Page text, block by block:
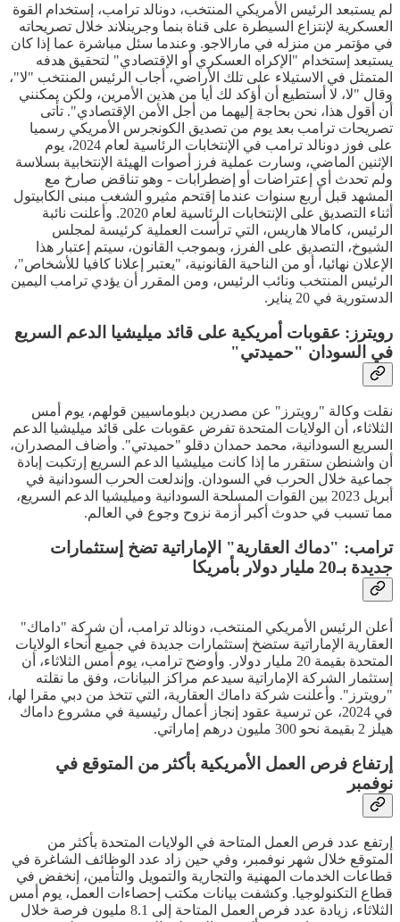
لم يستبعد الرئيس الأمريكي المنتخب، دونالد ترامب، إستخدام القوة
العسكرية لإنتزاع السيطرة على قناة بنما وجرينلاند خلال تصريحاته
في مؤتمر من منزله في مارالاجو. وعندما سئل مباشرة عما إذا كان
يستبعد إستخدام "الإكراه العسكري أو الإقتصادي" لتحقيق هدفه
المتمثل في الاستيلاء على تلك الأراضي، أجاب الرئيس المنتخب "لا"،
وقال "لا، لا أستطيع أن أؤكد لك أيا من هذين الأمرين، ولكن يمكنني
أن أقول هذا، نحن بحاجة إليهما من أجل الأمن الإقتصادي". تأتى
تصريحات ترامب بعد يوم من تصديق الكونجرس الأمريكي رسميا
على فوز دونالد ترامب في الإنتخابات الرئاسية لعام 2024، يوم
الإثنين الماضي، وسارت عملية فرز أصوات الهيئة الإنتخابية بسلاسة
ولم تحدث أي إعتراضات أو إضطرابات - وهو تناقض صارخ مع
المشهد قبل أربع سنوات عندما إقتحم مثيرو الشغب مبنى الكابيتول
أثناء التصديق على الإنتخابات الرئاسية لعام 2020. وأعلنت نائبة
الرئيس، كامالا هاريس، التي ترأست العملية كرئيسة لمجلس
الشيوخ، التصديق على الفرز، وبموجب القانون، سيتم إعتبار هذا
الإعلان نهائيا، أو من الناحية القانونية، "يعتبر إعلانا كافيا للأشخاص"،
الرئيس المنتخب ونائب الرئيس، ومن المقرر أن يؤدي ترامب اليمين
الدستورية في 20 يناير.
رويترز: عقوبات أمريكية على قائد ميليشيا الدعم السريع
في السودان "حميدتي"
نقلت وكالة "رويترز" عن مصدرين دبلوماسيين قولهم، يوم أمس
الثلاثاء، أن الولايات المتحدة تفرض عقوبات على قائد ميليشيا الدعم
السريع السودانية، محمد حمدان دقلو "حميدتي". وأضاف المصدران،
أن واشنطن ستقرر ما إذا كانت ميليشيا الدعم السريع إرتكبت إبادة
جماعية خلال الحرب في السودان. وإندلعت الحرب السودانية في
أبريل 2023 بين القوات المسلحة السودانية وميليشيا الدعم السريع،
مما تسبب في حدوث أكبر أزمة نزوح وجوع في العالم.
ترامب: "دماك العقارية" الإماراتية تضخ إستثمارات
جديدة بـ20 مليار دولار بأمريكا
أعلن الرئيس الأمريكي المنتخب، دونالد ترامب، أن شركة "داماك"
العقارية الإماراتية ستضخ إستثمارات جديدة في جميع أنحاء الولايات
المتحدة بقيمة 20 مليار دولار. وأوضح ترامب، يوم أمس الثلاثاء، أن
إستثمار الشركة الإماراتية سيدعم مراكز البيانات، وفق ما نقلته
"رويترز". وأعلنت شركة داماك العقارية، التي تتخذ من دبي مقرا لها،
في 2024، عن ترسية عقود إنجاز أعمال رئيسية في مشروع داماك
هيلز 2 بقيمة نحو 300 مليون درهم إماراتي.
إرتفاع فرص العمل الأمريكية بأكثر من المتوقع في
نوفمبر
إرتفع عدد فرص العمل المتاحة في الولايات المتحدة بأكثر من
المتوقع خلال شهر نوفمبر، وفي حين زاد عدد الوظائف الشاغرة في
قطاعات الخدمات المهنية والتجارية والتمويل والتأمين، إنخفض في
قطاع التكنولوجيا. وكشفت بيانات مكتب إحصاءات العمل، يوم أمس
الثلاثاء، زيادة عدد فرص العمل المتاحة إلى 8.1 مليون فرصة خلال